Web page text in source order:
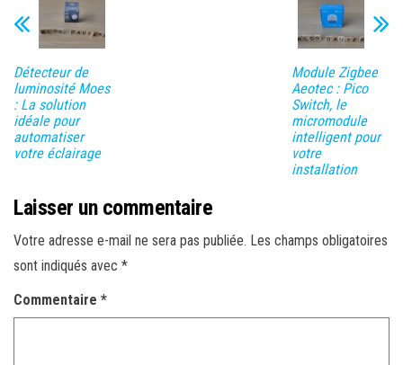
Détecteur de
luminosité Moes
: La solution
idéale pour
automatiser
votre éclairage
Module Zigbee
Aeotec : Pico
Switch, le
micromodule
intelligent pour
votre
installation
Laisser un commentaire
Votre adresse e-mail ne sera pas publiée. Les champs obligatoires
sont indiqués avec *
Commentaire *